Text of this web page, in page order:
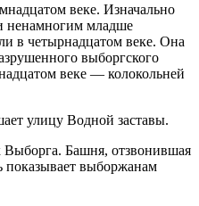
веке. Изначально
ненамногим младше
в четырнадцатом веке. Она
выборгского
веке — колокольней
улицу Водной заставы.
Башня, отзвонившая
показывает выборжанам